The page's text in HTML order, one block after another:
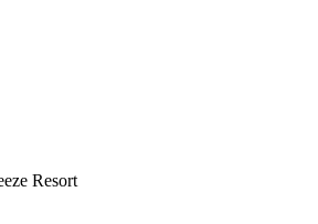
Resort